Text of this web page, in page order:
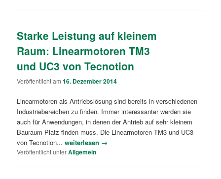
Starke Leistung auf kleinem
Raum: Linearmotoren TM3
und UC3 von Tecnotion
Veröffentlicht am16. Dezember 2014
Linearmotoren als Antriebslösung sind bereits in verschiedenen
Industriebereichen zu finden. Immer interessanter werden sie
auch für Anwendungen, in denen der Antrieb auf sehr kleinem
Bauraum Platz finden muss. Die Linearmotoren TM3 und UC3
von Tecnotion...weiterlesen →
Veröffentlicht unterAllgemein